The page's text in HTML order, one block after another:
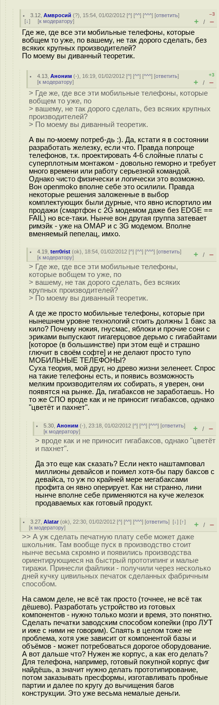
3.12 ,Амвросий (?), 15:54, 01/02/2012 [^] [^^] [^^^] [ответить]
[↓] [к модератору]
–3
+ / –
Где же, где все эти мобильные телефоны, которые
вобщем то уже, по вашему, не так дорого сделать, без
всяких крупных производителей?
По моему вы диванный теоретик.
4.13 ,Аноним (-), 16:19, 01/02/2012 [^] [^^] [^^^] [ответить]
[к модератору]
+3
+ / –
> Где же, где все эти мобильные телефоны, которые
вобщем то уже, по
> вашему, не так дорого сделать, без всяких крупных
производителей?
> По моему вы диванный теоретик.
А вы по-моему потреб-дь :). Да, кстати я в состоянии
разработать железку, если что. Правда попроще
телефонов, т.к. проектировать 4-6 слойные платы с
суперплотным монтажом - довольно геморно и требует
много времени или работу серьезной командой.
Однако чисто физически и логически это возможно.
Вон openmoko вполне себе это осилили. Правда
некоторые решения заложенные в выбор
комплектующих были дурные, что явно испортило им
продажи (смартфон с 2G модемом даже без EDGE ==
FAIL) но все-таки. Нынче вон другая группа затевает
римэйк - уже на OMAP и с 3G модемом. Вполне
вменяемый пепелац, имхо.
4.19 ,terr0rist (ok), 18:54, 01/02/2012 [^] [^^] [^^^] [ответить]
[к модератору] + / –
> Где же, где все эти мобильные телефоны,
которые вобщем то уже, по
> вашему, не так дорого сделать, без всяких
крупных производителей?
> По моему вы диванный теоретик.
А где же просто мобильные телефоны, которые при
нынешнем уровне технологий стоить должны 1 бакс за
кило? Почему нокия, гнусмас, яблоки и прочие сони с
эриками выпускают гигагерцовое дерьмо с гигабайтами
[которое (в большинстве) при этом ещё и страшно
глючит в своём софте] и не делают просто тупо
МОБИЛЬНЫЕ ТЕЛЕФОНЫ?
Суха теория, мой друг, но древо жизни зеленеет. Спрос
на такие телефоны есть, и появись возможность
мелким производителям их собирать, я уверен, они
появятся на рынке. Да, гигабаксов не заработаешь. Но
то же СПО вроде как и не приносит гигабаксов, однако
"цветёт и пахнет".
5.30 ,Аноним (-), 23:18, 01/02/2012 [^] [^^] [^^^] [ответить]
[к модератору] + / –
> вроде как и не приносит гигабаксов, однако "цветёт
и пахнет".
Да это еще как сказать? Если некто наштамповал
миллионы девайсов и поимел хотя-бы пару баксов с
девайса, то уж по крайней мере мегабаксами
профита он явно оперирует. Как ни странно, лини
нынче вполне себе применяются на куче железок
продаваемых как готовый продукт.
3.27 ,Alatar(ok), 22:30, 01/02/2012 [^] [^^] [^^^] [ответить][↓] [↑]
[к модератору] + / –
>> А уж сделать печатную плату себе может даже
школьник. Там вообще пуск в производство стоит
нынче весьма скромно и появились производства
ориентирующиеся на быстрый прототипинг и малые
тиражи. Принесли файлики - получили через несколько
дней кучку цивильных печаток сделанных фабричным
способом.
На самом деле, не всё так просто (точнее, не всё так
дёшево). Разработать устройство из готовых
компонентов - нужно только мозги и время, это понятно.
Сделать печатки заводским способом копейки (про ЛУТ
и иже с ними не говорим). Спаять в целом тоже не
проблема, хотя уже зависит от компонентой базы и
объёмов - может потребоваться дорогое оборудование.
А вот дальше что? Нужен же корпус, а как его делать?
Для телефона, например, готовый покупной корпус фиг
найдёшь, а значит нужно делать прототипирование,
потом заказывать пресформы, изготавливать пробные
партии и далее по кругу до вычищения багов
конструкции. Это уже весьма немалые деньги.